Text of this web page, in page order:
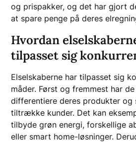
og prispakker, og det har gjort
at spare penge på deres
Hvordan
tilpasset sig
Elselskaberne har tilpasset sig
måder. Først og fremmest har
differentiere deres produkter og
tiltrække kunder. Det kan
tilbyde grøn energi, forskellige
eller smart home-løsninger.